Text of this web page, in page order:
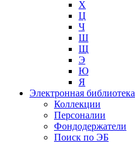
Х
Ц
Ч
Ш
Щ
Э
Ю
Я
Электронная библиотека
Коллекции
Персоналии
Фондодержатели
Поиск по ЭБ